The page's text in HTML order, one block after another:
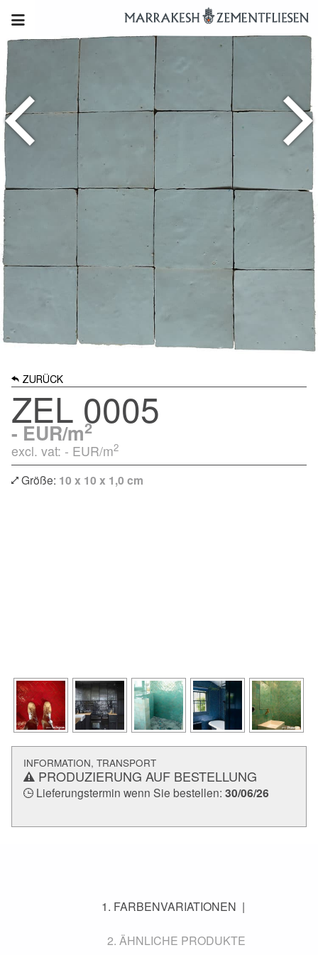
ZURÜCK
ZEL 0005
- EUR/m2
excl. vat: - EUR/m2
Größe: 10 x 10 x 1,0 cm
INFORMATION, TRANSPORT
PRODUZIERUNG AUF BESTELLUNG
Lieferungstermin wenn Sie bestellen: 30/06/26
FARBENVARIATIONEN
ÄHNLICHE PRODUKTE